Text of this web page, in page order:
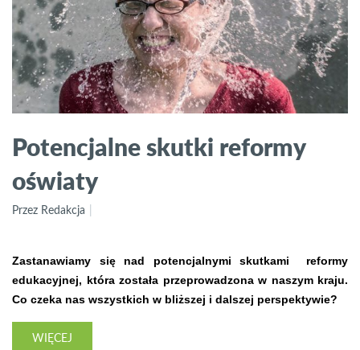
Potencjalne skutki reformy
oświaty
Przez Redakcja
Zastanawiamy się nad potencjalnymi skutkami reformy
edukacyjnej, która została przeprowadzona w naszym kraju.
Co czeka nas wszystkich w bliższej i dalszej perspektywie?
WIĘCEJ